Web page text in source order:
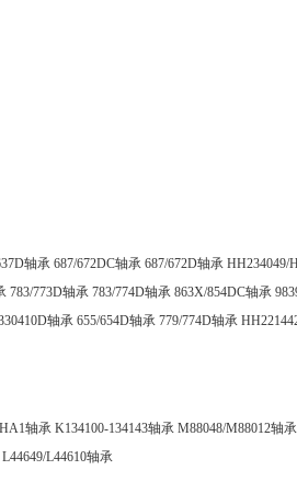
轴承 687/672DC轴承 687/672D轴承 HH234049/
783/773D轴承 783/774D轴承 863X/854DC轴承
轴承 655/654D轴承 779/774D轴承
轴承 K134100-134143轴承 M88048/M88012轴承
L44649/L44610轴承